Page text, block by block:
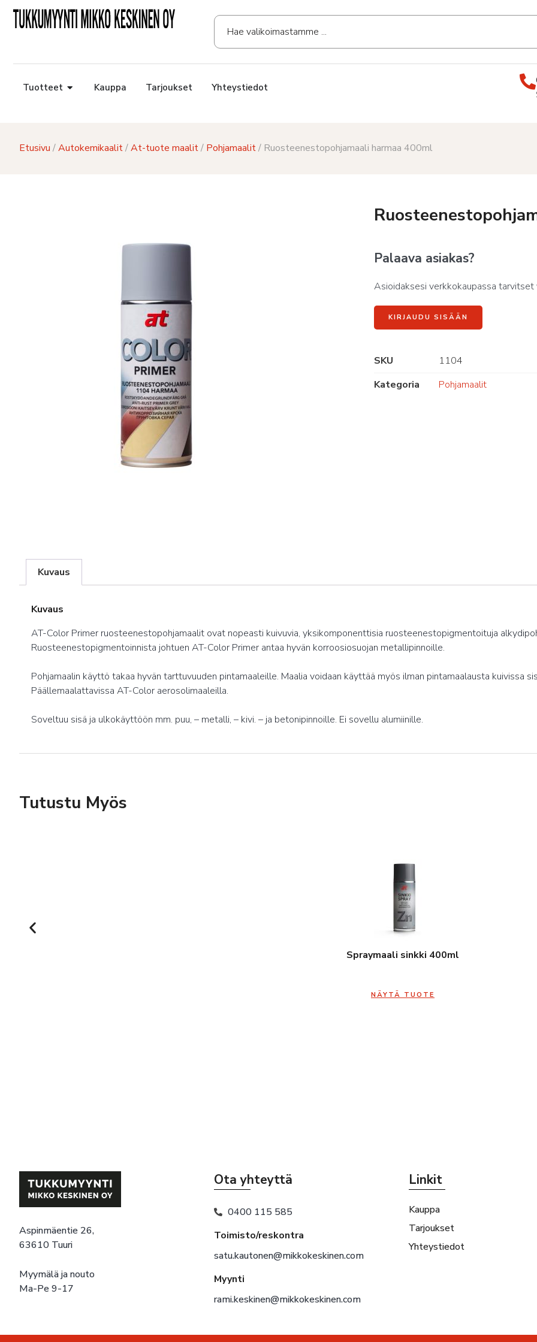
Tuotteet Kauppa Tarjoukset Yhteystiedot
Etusivu /Autokemikaalit/At-tuote maalit/ Pohjamaalit/ Ruosteenestopohjamaali harmaa 400ml
Palaava asiakas?
Asioidaksesi verkkokaupassa
KIRJAUDU SISÄÄN
SKU
1104
Kategoria
Pohjamaalit
Kuvaus
Kuvaus
AT-Color Primer ruosteenestopohjamaalit ovat nopeasti kuivuvia, yksikomponenttisia ruosteenestopigmentoituja
Ruosteenestopigmentoinnista johtuen AT-Color Primer antaa hyvän korroosiosuojan metallipinnoille.
Pohjamaalin käyttö takaa hyvän tarttuvuuden pintamaaleille. Maalia voidaan käyttää myös ilman pintamaalausta kuivissa
Päällemaalattavissa AT-Color aerosolimaaleilla.
Soveltuu sisä ja ulkokäyttöön mm. puu, – metalli, – kivi. – ja betonipinnoille. Ei sovellu alumiinille.
Tutustu Myös
Spraymaali sinkki 400ml
NÄYTÄ TUOTE
Aspinmäentie 26,
63610 Tuuri
Myymälä ja nouto
Ma-Pe 9-17
Ota yhteyttä
0400 115 585
Toimisto/reskontra
satu.kautonen@mikkokeskinen.com
Myynti
rami.keskinen@mikkokeskinen.com
Linkit
Kauppa
Tarjoukset
Yhteystiedot